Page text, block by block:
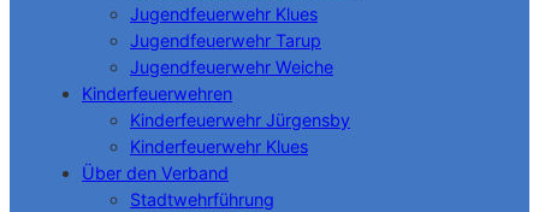
Jugendfeuerwehr Klues
Jugendfeuerwehr Tarup
Jugendfeuerwehr Weiche
Kinderfeuerwehren
Kinderfeuerwehr Jürgensby
Kinderfeuerwehr Klues
Über den Verband
Stadtwehrführung